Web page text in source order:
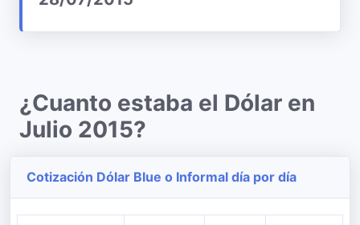
¿Cuanto estaba el Dólar en
Julio 2015?
Cotización Dólar Blue o Informal día por día